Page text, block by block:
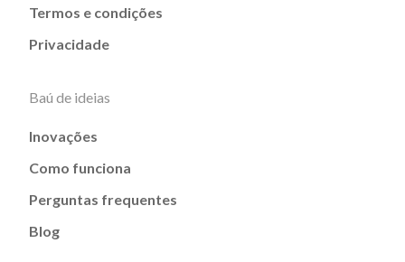
Termos e condições
Privacidade
Baú de ideias
Inovações
Como funciona
Perguntas frequentes
Blog